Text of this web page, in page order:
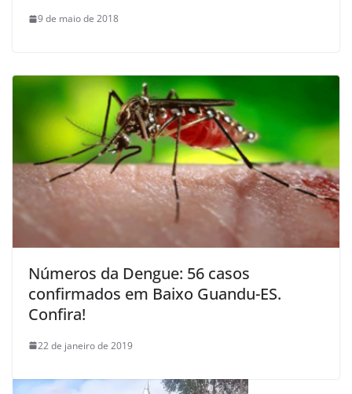
9 de maio de 2018
Números da Dengue: 56 casos
confirmados em Baixo Guandu-ES.
Confira!
22 de janeiro de 2019